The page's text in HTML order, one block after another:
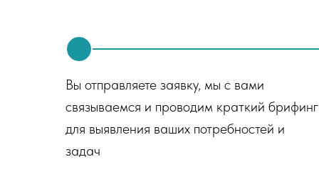
Вы отправляете заявку, мы с вами
связываемся и проводим краткий брифинг
для выявления ваших потребностей и
задач